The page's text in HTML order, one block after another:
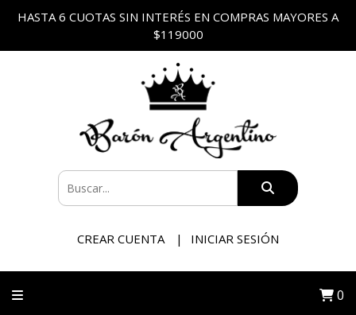
HASTA 6 CUOTAS SIN INTERÉS EN COMPRAS MAYORES A
$119000
CREAR CUENTA INICIAR SESIÓN
0